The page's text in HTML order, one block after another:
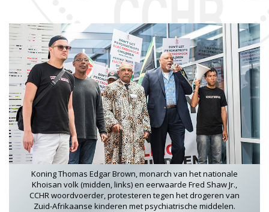
Koning Thomas Edgar Brown, monarch van het nationale
Khoisan volk (midden, links) en eerwaarde Fred Shaw Jr.,
CCHR woordvoerder, protesteren tegen het drogeren van
Zuid-Afrikaanse kinderen met psychiatrische middelen.